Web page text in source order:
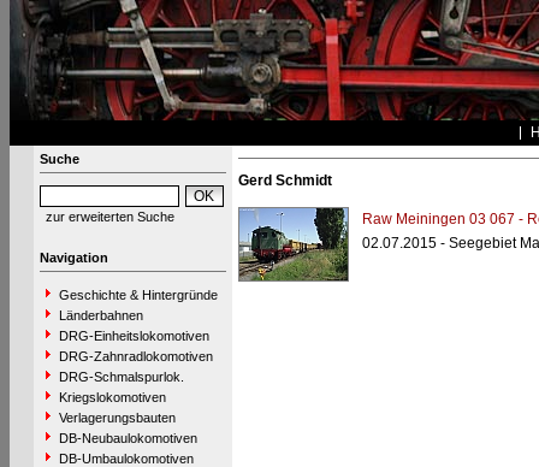
Suche
zur erweiterten Suche
Navigation
Geschichte & Hintergründe
Länderbahnen
DRG-Einheitslokomotiven
DRG-Zahnradlokomotiven
DRG-Schmalspurlok.
Kriegslokomotiven
Verlagerungsbauten
DB-Neubaulokomotiven
DB-Umbaulokomotiven
Gerd Schmidt
Raw Meiningen 03 067 -
02.07.2015 - Seegebiet